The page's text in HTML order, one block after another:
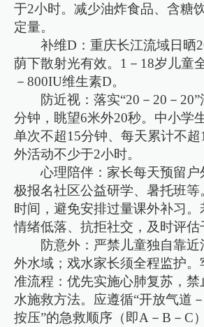
于2小时。减少油炸食品、含糖
定量。
补维D：重庆长江流域日晒
荫下散射光有效。1－18岁儿童
－800IU维生素D。
防近视：落实“20－20－
分钟，眺望6米外20秒。中小学
单次不超15分钟、每天累计不
外活动不少于2小时。
心理陪伴：家长每天预留户
极报名社区公益研学、暑托班等
时间，避免安排过量课外补习。
情绪低落、抗拒社交，及时评估
防意外：严禁儿童独自靠
外水域；戏水家长须全程监护
准流程：优先实施心肺复苏，
水施救方法。应遵循“开放气道
按压”的急救顺序（即A－B－C